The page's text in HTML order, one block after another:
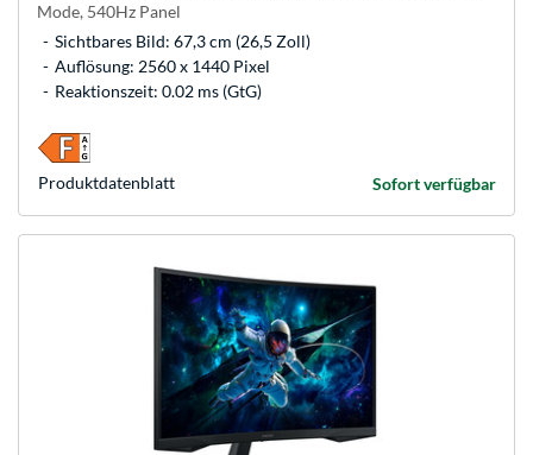
Mode, 540Hz Panel
Sichtbares Bild: 67,3 cm (26,5 Zoll)
Auflösung: 2560 x 1440 Pixel
Reaktionszeit: 0.02 ms (GtG)
Sofort verfügbar
Produkt­datenblatt